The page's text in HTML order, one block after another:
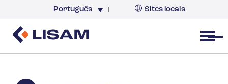
Português Sites locais
Open menu